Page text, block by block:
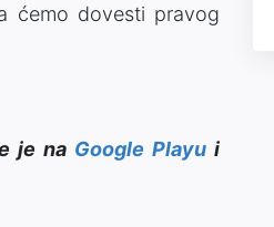
ćemo dovesti pravog
je na Google Playui